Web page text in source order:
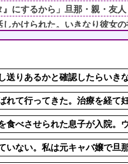
にするから」旦那・親・友
かけられた。いきなり彼女
ーを作り子供達とハフハフ
ずSNSに無断で載せるの？自
横に居た妻がスキンシップを
行ってきた。治療を経て妊娠
送りあるかと確認したらいき
れて行ってきた。治療を経て
食べさせられた息子が入院。
いない。私は元キャバ嬢で旦